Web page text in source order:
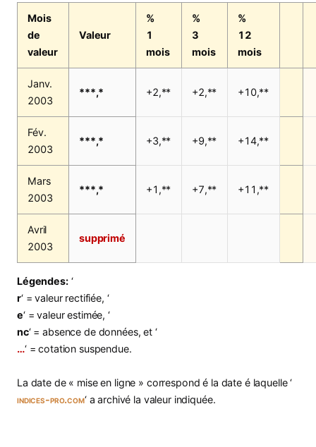
Mois
de
valeur
Valeur
%
1
mois
%
3
mois
%
12
mois
Janv.
2003
***,* +2,** +2,** +10,**
Fév.
2003
***,* +3,** +9,** +14,**
Mars
2003
***,* +1,** +7,** +11,**
Avril
2003
supprimé
Légendes:‘
r‘ = valeur rectifiée, ‘
e‘ = valeur estimée, ‘
nc‘ = absence de données, et ‘
…‘ = cotation suspendue.
La date de « mise en ligne » correspond é la date é laquelle ‘
indices-pro.com‘ a archivé la valeur indiquée.